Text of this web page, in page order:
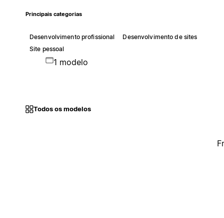
Principais categorias
Desenvolvimento profissional
Desenvolvimento de sites
Site pessoal
1 modelo
Todos os modelos